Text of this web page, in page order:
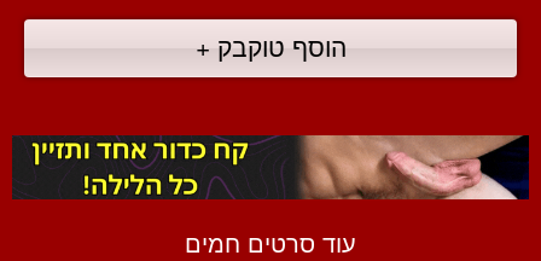
הוסף טוקבק +
עוד סרטים חמים